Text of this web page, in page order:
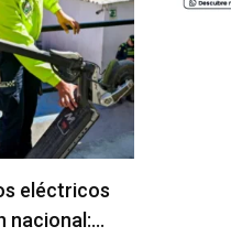
eléctricos
nacional:…